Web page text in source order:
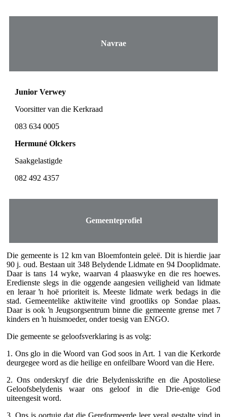
Navrae
Junior Verwey
Voorsitter van die Kerkraad
083 634 0005
Hermuné Olckers
Saakgelastigde
082 492 4357
Gemeenteprofiel
Die gemeente is 12 km van Bloemfontein geleë. Dit is hierdie jaar
90 j. oud. Bestaan uit 348 Belydende Lidmate en 94 Dooplidmate.
Daar is tans 14 wyke, waarvan 4 plaaswyke en die res hoewes.
Eredienste slegs in die oggende aangesien veiligheid van lidmate
en leraar ŉ hoë prioriteit is. Meeste lidmate werk bedags in die
stad. Gemeentelike aktiwiteite vind grootliks op Sondae plaas.
Daar is ook ŉ Jeugsorgsentrum binne die gemeente grense met 7
kinders en ŉ huismoeder, onder toesig van ENGO.
Die gemeente se geloofsverklaring is as volg:
1. Ons glo in die Woord van God soos in Art. 1 van die Kerkorde
deurgegee word as die heilige en onfeilbare Woord van die Here.
2. Ons onderskryf die drie Belydenisskrifte en die Apostoliese
Geloofsbelydenis waar ons geloof in die Drie-enige God
uiteengesit word.
3. Ons is oortuig dat die Gereformeerde leer veral gestalte vind in